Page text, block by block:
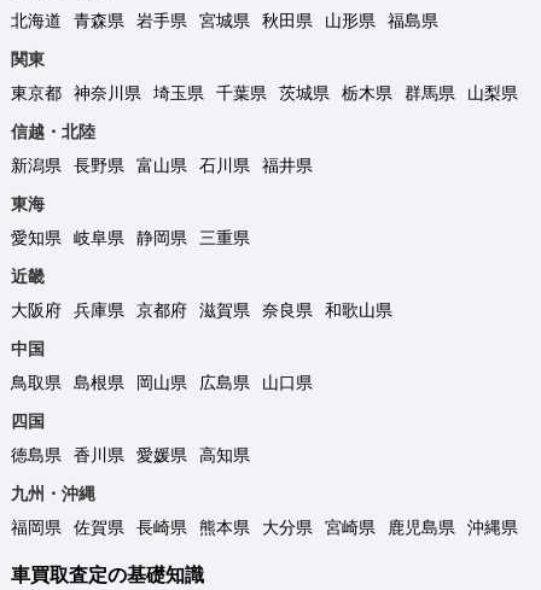
北海道
青森県 岩手県 宮城県 秋田県 山形県
福島県
関東
東京都
神奈川県 埼玉県 千葉県 茨城県 栃木県 群馬県
山梨県
信越・北陸
新潟県
長野県 富山県 石川県
福井県
東海
愛知県
岐阜県 静岡県
三重県
近畿
大阪府
兵庫県 京都府 滋賀県 奈良県
和歌山県
中国
鳥取県
島根県 岡山県 広島県
山口県
四国
徳島県
香川県 愛媛県
高知県
九州・沖縄
福岡県
佐賀県 長崎県 熊本県 大分県 宮崎県 鹿児島県 沖縄県
車買取査定の基礎知識